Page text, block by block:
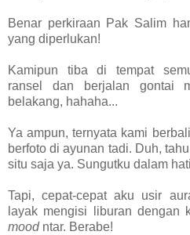
Benar perkiraan Pak Salim
yang diperlukan!
Kamipun tiba di tempat
ransel dan berjalan gontai
belakang, hahaha...
Ya ampun, ternyata kami
berfoto di ayunan tadi. Duh,
situ saja ya. Sungutku dalam
Tapi, cepat-cepat aku usir
layak mengisi liburan dengan
moodntar. Berabe!